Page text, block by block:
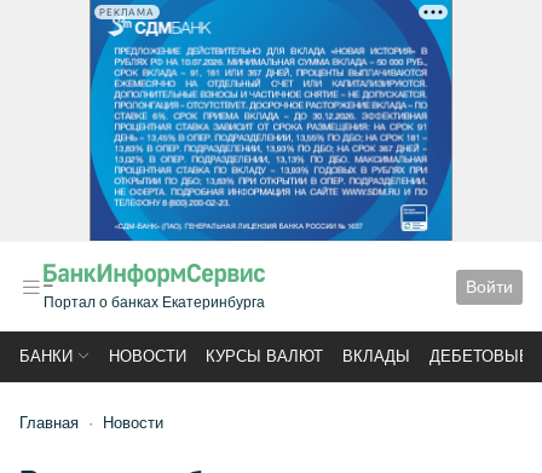
РЕКЛАМА
Портал о банках Екатеринбурга
Войти
БАНКИ НОВОСТИ КУРСЫ ВАЛЮТ ВКЛАДЫ ДЕБЕТОВЫЕ
Главная Новости